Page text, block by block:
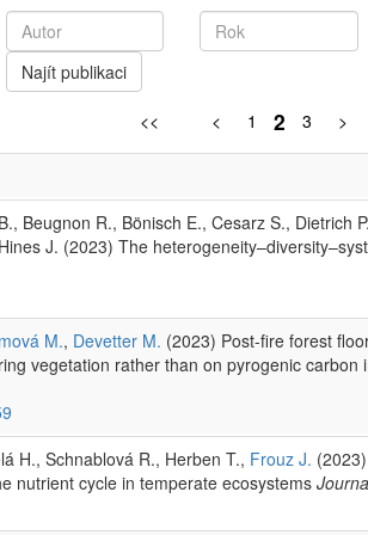
Najít publikaci
<< < 1 2 3 >
Beugnon R., Bönisch E., Cesarz S., Dietrich
J. (2023) The
M., Devetter M. (2023) Post-fire forest
vegetation rather than on pyrogenic carbon
H., Schnablová R., Herben T., Frouz J.
nutrient cycle in temperate ecosystems